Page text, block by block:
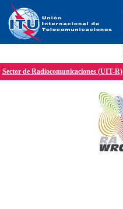
Sector de Radiocomunicaciones (UIT-R)